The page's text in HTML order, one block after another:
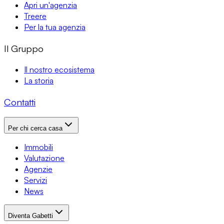
Apri un'agenzia
Treere
Per la tua agenzia
Il Gruppo
Il nostro ecosistema
La storia
Contatti
Per chi cerca casa
Immobili
Valutazione
Agenzie
Servizi
News
Diventa Gabetti